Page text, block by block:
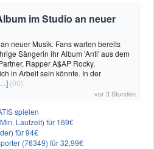
im Studio an neuer
neuer Musik. Fans warten bereits
Sängerin ihr Album 'Anti' aus dem
Rapper A$AP Rocky,
in Arbeit sein könnte. In der
(00)
vor 3 Stunden
spielen
Laufzeit) für 169€
für 94€
(76349) für 32,99€